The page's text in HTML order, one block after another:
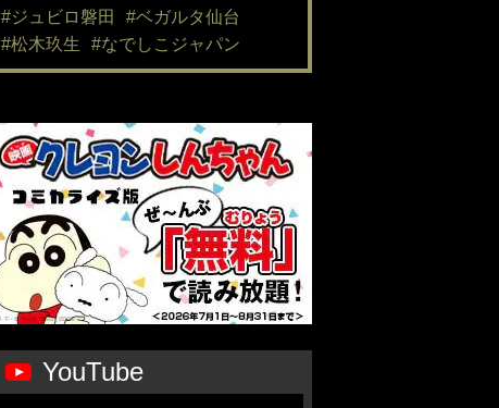
#ジュビロ磐田
#ベガルタ仙台
#松木玖生
#なでしこジャパン
YouTube